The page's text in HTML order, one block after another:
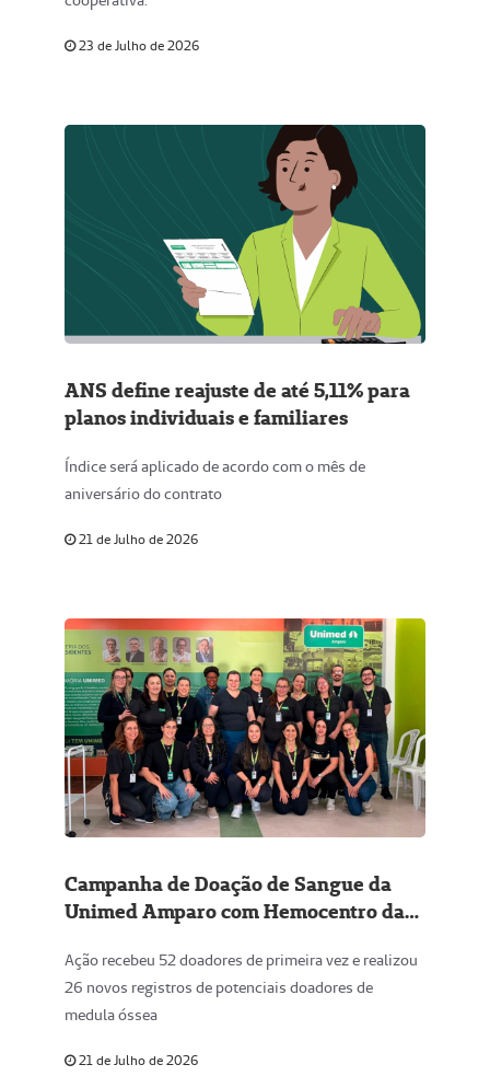
23 de Julho de 2026
ANS define reajuste de até 5,11% para
planos individuais e familiares
Índice será aplicado de acordo com o mês de
aniversário do contrato
21 de Julho de 2026
Campanha de Doação de Sangue da
Unimed Amparo com Hemocentro da
Ação recebeu 52 doadores de primeira vez e realizou
26 novos registros de potenciais doadores de
medula óssea
21 de Julho de 2026